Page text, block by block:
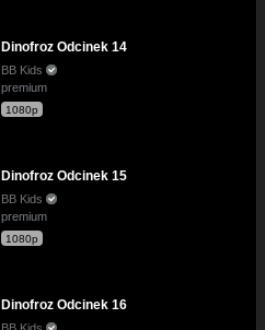
Dinofroz Odcinek 14
BB Kids
premium
1080p
Dinofroz Odcinek 15
BB Kids
premium
1080p
Dinofroz Odcinek 16